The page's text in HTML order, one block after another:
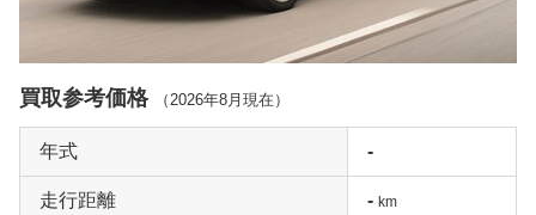
買取参考価格 （ 2026年8月 現在）
年式 -
走行距離 - km